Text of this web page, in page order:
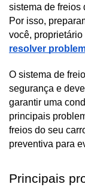
sistema de freios
Por isso,
você,
resolver
O sistema de
segurança e
garantir uma
principais
freios do seu
preventiva para
Principais